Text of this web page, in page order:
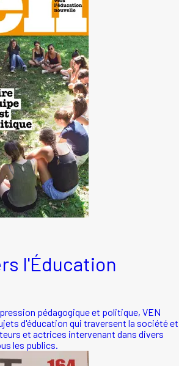
l'Éducation
pédagogique et politique, VEN
d'éducation qui traversent la société et
et actrices intervenant dans divers
les publics.